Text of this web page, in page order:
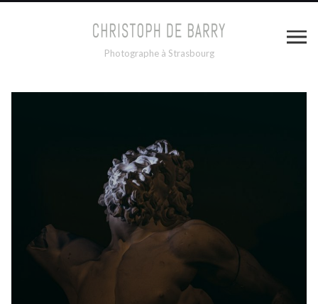
Photographe à Strasbourg